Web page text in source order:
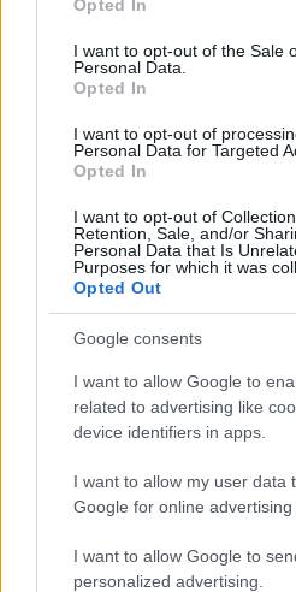
use your data for below specified
consent section.
Opted In
I want to opt-out of the Sale
Personal Data.
Opted In
I want to opt-out of
Personal Data for Targeted
Opted In
I want to opt-out of
Retention, Sale, and/or
Personal Data that Is
Purposes for which it was
Opted Out
Google consents
I want to allow Google to
related to advertising like
device identifiers in apps.
I want to allow my user data
Google for online advertising
I want to allow Google to
personalized advertising.
Τουρισμός για Ολους 2026: Τα
voucher διακοπών